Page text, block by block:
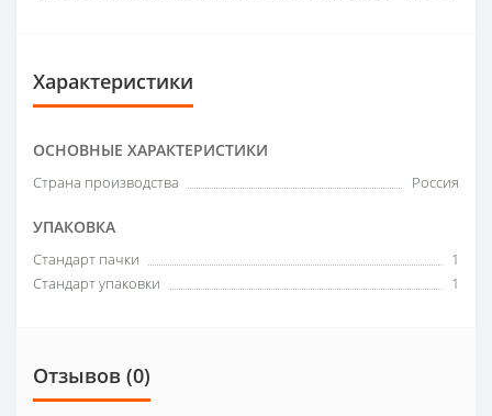
Характеристики
ОСНОВНЫЕ ХАРАКТЕРИСТИКИ
Страна производства Россия
УПАКОВКА
Стандарт пачки
1
Стандарт упаковки
1
Отзывов (0)